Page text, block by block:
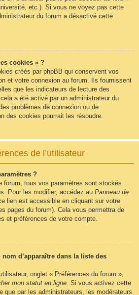
etc.). Si vous ne voyez pas cette
du forum a désactivé cette
cookies » ?
créés par phpBB qui conservent vos
et votre connexion au forum. Ils fournissent
que les indicateurs de lecture des
a été activé par un administrateur du
problèmes de connexion ou de
des cookies pourrait les résoudre.
de l’utilisateur
?
forum, tous vos paramètres sont stockés
Pour les modifier, accédez au Panneau de
lien est accessible en cliquant sur votre
pages du forum). Cela vous permettra de
et préférences de votre compte.
d’apparaître dans la liste des
onglet « Préférences du forum »,
mon statut en ligne . Si vous activez cette
que par les administrateurs, les modérateurs